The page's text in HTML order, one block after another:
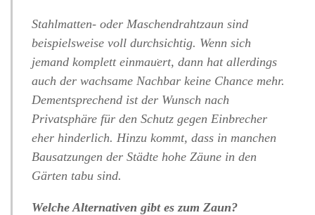
Search
for:
Stahlmatten- oder Maschendrahtzaun sind
beispielsweise voll durchsichtig. Wenn sich
jemand komplett einmauert, dann hat allerdings
auch der wachsame Nachbar keine Chance mehr.
Dementsprechend ist der Wunsch nach
Privatsphäre für den Schutz gegen Einbrecher
eher hinderlich. Hinzu kommt, dass in manchen
Bausatzungen der Städte hohe Zäune in den
Gärten tabu sind.
Welche Alternativen gibt es zum Zaun?